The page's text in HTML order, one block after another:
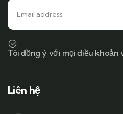
Tôi đồng ý với mọi điều khoản
Liên hệ